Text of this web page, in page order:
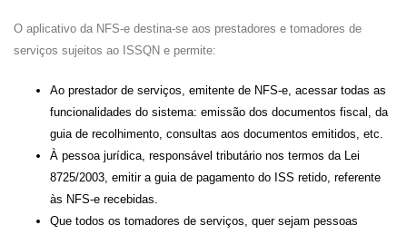
O aplicativo da NFS-e destina-se aos prestadores e tomadores de
serviços sujeitos ao ISSQN e permite:
Ao prestador de serviços, emitente de NFS-e, acessar todas as
funcionalidades do sistema: emissão dos documentos fiscal, da
guia de recolhimento, consultas aos documentos emitidos, etc.
À pessoa jurídica, responsável tributário nos termos da Lei
8725/2003, emitir a guia de pagamento do ISS retido, referente
às NFS-e recebidas.
Que todos os tomadores de serviços, quer sejam pessoas